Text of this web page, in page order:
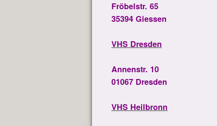
Fröbelstr. 65
35394 Giessen
VHS Dresden
Annenstr. 10
01067 Dresden
VHS Heilbronn